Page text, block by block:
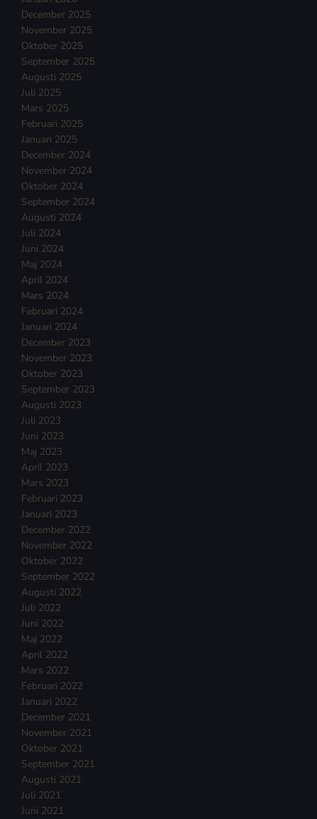
December 2025
November 2025
Oktober 2025
September 2025
Augusti 2025
Juli 2025
Mars 2025
Februari 2025
Januari 2025
December 2024
November 2024
Oktober 2024
September 2024
Augusti 2024
Juli 2024
Juni 2024
Maj 2024
April 2024
Mars 2024
Februari 2024
Januari 2024
December 2023
November 2023
Oktober 2023
September 2023
Augusti 2023
Juli 2023
Juni 2023
Maj 2023
April 2023
Mars 2023
Februari 2023
Januari 2023
December 2022
November 2022
Oktober 2022
September 2022
Augusti 2022
Juli 2022
Juni 2022
Maj 2022
April 2022
Mars 2022
Februari 2022
Januari 2022
December 2021
November 2021
Oktober 2021
September 2021
Augusti 2021
Juli 2021
Juni 2021